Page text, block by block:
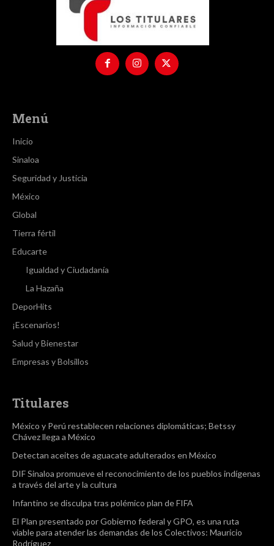
Menú
Inicio
Sinaloa
Seguridad y Justicia
México
Global
Tierra fértil
Educarte
Igualdad y Ciudadanía
La Hazaña
DeporHits
¡Escenarios!
Salud y Bienestar
Empresas y Bolsillos
Titulares
México y Perú restablecen relaciones diplomáticas; Betssy
Chávez llega a México
Detectan aceites de aguacate adulterados en México
DIF Sinaloa promueve el reconocimiento de los pueblos indígenas
a través del arte y la cultura
Infantino se disculpa tras polémico plan de FIFA
El Plan presentado por Gobierno federal y GPO, es una ruta
viable para atender las demandas de los Colectivos: Mauricio
Rodríguez